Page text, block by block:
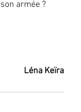
armée ?
Léna Keïra